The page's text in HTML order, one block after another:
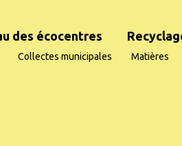
des écocentres
Collectes municipales Matières